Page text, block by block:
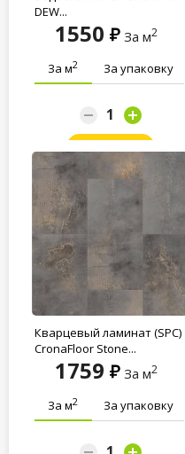
DEW...
1550 За м2
За м2 За упаковку
Кварцевый ламинат (SPC)
CronaFloor Stone...
1759 За м2
За м2 За упаковку